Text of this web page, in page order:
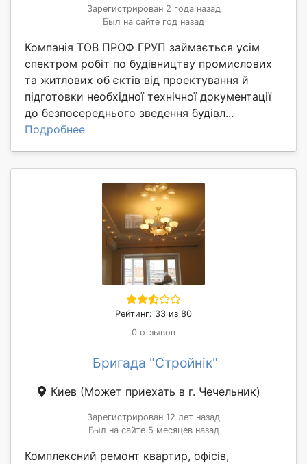
Зарегистрирован 2 года назад
Был на сайте год назад
Компанія ТОВ ПРОФ ГРУП займається усім
спектром робіт по будівництву промислових
та житлових об єктів від проектування й
підготовки необхідної технічної документації
до безпосереднього зведення будівл...
Подробнее
Рейтинг: 33 из 80
0 отзывов
Бригада "Стройнік"
Киев (Может приехать в г. Чечельник)
Зарегистрирован 12 лет назад
Был на сайте 5 месяцев назад
Комплексний ремонт квартир, офісів,